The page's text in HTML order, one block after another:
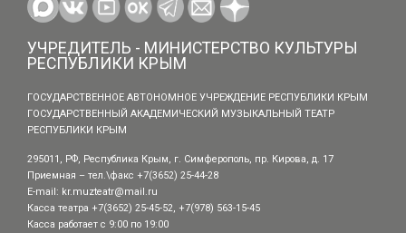
УЧРЕДИТЕЛЬ - МИНИСТЕРСТВО КУЛЬТУРЫ
РЕСПУБЛИКИ КРЫМ
ГОСУДАРСТВЕННОЕ АВТОНОМНОЕ УЧРЕЖДЕНИЕ РЕСПУБЛИКИ КРЫМ
ГОСУДАРСТВЕННЫЙ АКАДЕМИЧЕСКИЙ МУЗЫКАЛЬНЫЙ ТЕАТР
РЕСПУБЛИКИ КРЫМ
295011, РФ, Республика Крым, г. Симферополь, пр. Кирова, д. 17
Приемная – тел.\факс +7(3652) 25-44-28
E-mail: kr.muzteatr@mail.ru
Касса театра +7(3652) 25-45-52, +7(978) 563-15-45
Касса работает с 9:00 по 19:00